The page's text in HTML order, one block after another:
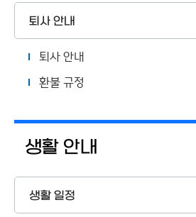
퇴사 안내
퇴사 안내
환불 규정
생활 안내
생활 일정